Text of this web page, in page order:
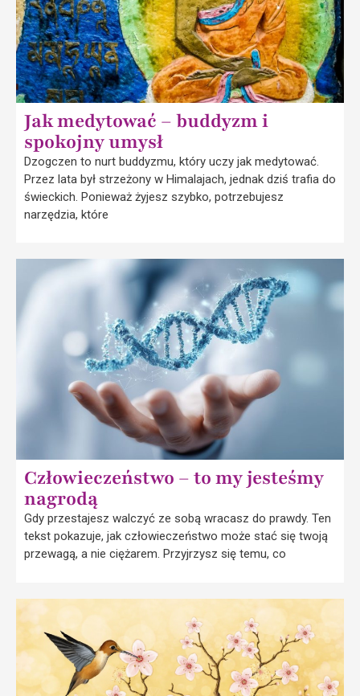
Jak medytować – buddyzm i
spokojny umysł
Dzogczen to nurt buddyzmu, który uczy jak medytować.
Przez lata był strzeżony w Himalajach, jednak dziś trafia do
świeckich. Ponieważ żyjesz szybko, potrzebujesz
narzędzia, które
Człowieczeństwo – to my jesteśmy
nagrodą
Gdy przestajesz walczyć ze sobą wracasz do prawdy. Ten
tekst pokazuje, jak człowieczeństwo może stać się twoją
przewagą, a nie ciężarem. Przyjrzysz się temu, co